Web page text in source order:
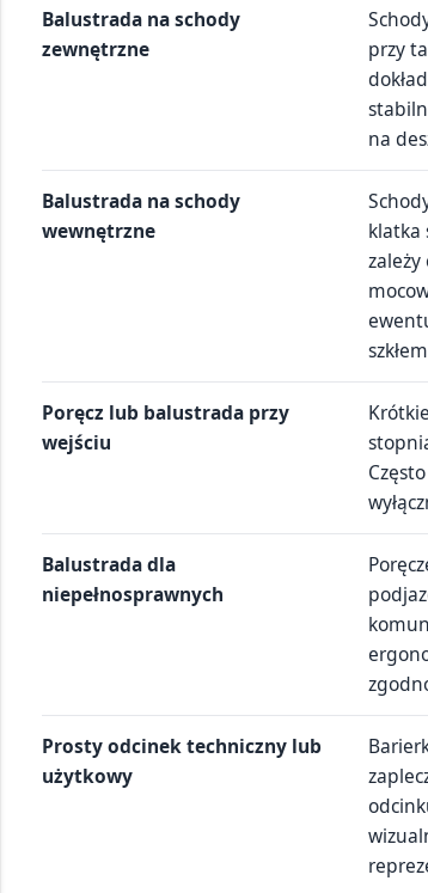
Balustrada na schody
zewnętrzne
przy
na
Balustrada na schody
wewnętrzne
klatka
Poręcz lub balustrada przy
wejściu
Balustrada dla
niepełnosprawnych
Prosty odcinek techniczny lub
użytkowy